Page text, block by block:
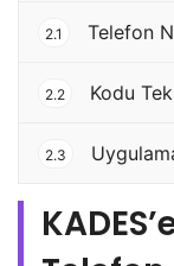
2.1 Telefon
2.2 Kodu
2.3